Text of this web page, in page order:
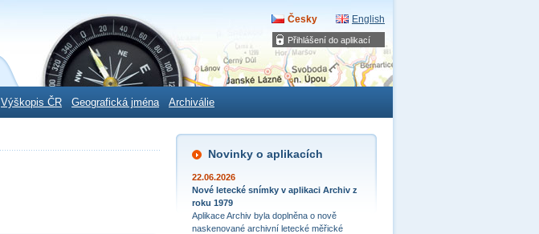
Přihlášení do aplikací
Česky English
Výškopis ČR Geografická jména Archiválie
Novinky o aplikacích
22.06.2026
Nové letecké snímky v aplikaci Archiv z
roku 1979
Aplikace Archiv byla doplněna o nově
naskenované archivní letecké měřické